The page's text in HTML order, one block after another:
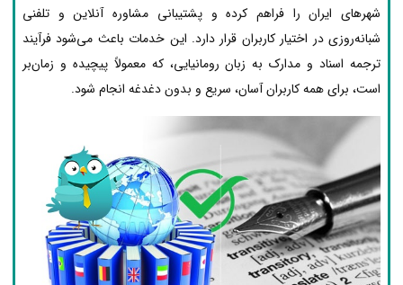
شهرهای ایران را فراهم کرده و پشتیبانی مشاوره آنلاین و تلفنی
شبانه‌روزی در اختیار کاربران قرار دارد. این خدمات باعث می‌شود فرآیند
ترجمه اسناد و مدارک به زبان رومانیایی، که معمولاً پیچیده و زمان‌بر
است، برای همه کاربران آسان، سریع و بدون دغدغه انجام شود.